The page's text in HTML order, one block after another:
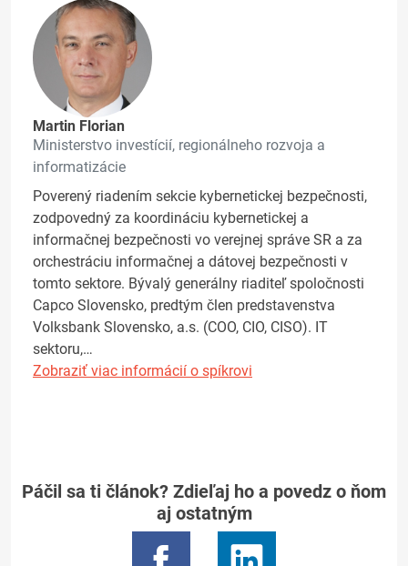
Martin Florian
Ministerstvo investícií, regionálneho rozvoja a
informatizácie
Poverený riadením sekcie kybernetickej bezpečnosti,
zodpovedný za koordináciu kybernetickej a
informačnej bezpečnosti vo verejnej správe SR a za
orchestráciu informačnej a dátovej bezpečnosti v
tomto sektore. Bývalý generálny riaditeľ spoločnosti
Capco Slovensko, predtým člen predstavenstva
Volksbank Slovensko, a.s. (COO, CIO, CISO). IT
sektoru,…
Zobraziť viac informácií o spíkrovi
Páčil sa ti článok? Zdieľaj ho a povedz o ňom
aj ostatným